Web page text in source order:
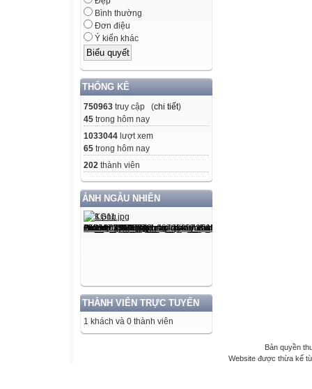
Bình thường
Đơn điệu
Ý kiến khác
THỐNG KÊ
750963 truy cập (chi tiết)
45 trong hôm nay
1033044 lượt xem
65 trong hôm nay
202 thành viên
ẢNH NGẪU NHIÊN
THÀNH VIÊN TRỰC TUYẾN
1 khách và 0 thành viên
Bản quyền
Website được thừa kế